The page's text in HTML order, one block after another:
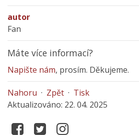
autor
Fan
Máte více informací?
Napište nám, prosím. Děkujeme.
Nahoru · Zpět · Tisk
Aktualizováno: 22. 04. 2025